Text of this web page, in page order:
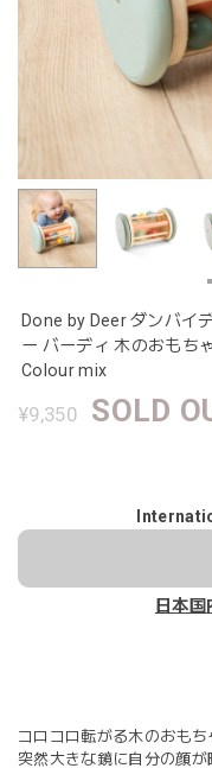
Done by Deer ダンバイ
ー バーディ 木のおもち
Colour mix
¥9,350 SOLD
日本
コロコロ転がる木のおもち
突然大きな鏡に自分の顔が